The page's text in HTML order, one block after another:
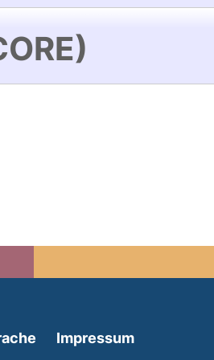
(external link, opens in a
Impressum